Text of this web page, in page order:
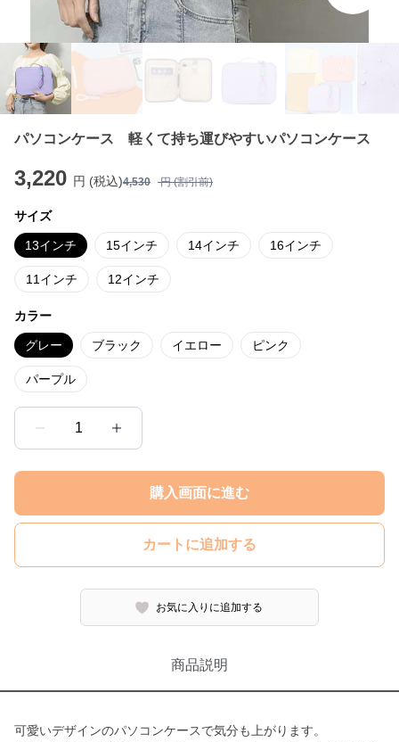
パソコンケース 軽くて持ち運びやすいパソコンケース
3,220 円 (税込)4,530 円 (割引前)
サイズ
13インチ 15インチ 14インチ 16インチ
11インチ 12インチ
カラー
グレー ブラック イエロー ピンク
パープル
1
購入画面に進む
カートに追加する
お気に入りに追加する
商品説明
可愛いデザインのパソコンケースで気分も上がります。